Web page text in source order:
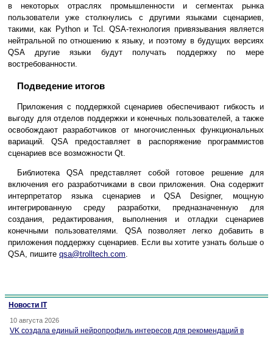
в некоторых отраслях промышленности и сегментах рынка
пользователи уже столкнулись с другими языками сценариев,
такими, как Python и Tcl. QSA-технология привязывания является
нейтральной по отношению к языку, и поэтому в будущих версиях
QSA другие языки будут получать поддержку по мере
востребованности.
Подведение итогов
Приложения с поддержкой сценариев обеспечивают гибкость и
выгоду для отделов поддержки и конечных пользователей, а также
освобождают разработчиков от многочисленных функциональных
вариаций. QSA предоставляет в распоряжение программистов
сценариев все возможности Qt.
Библиотека QSA представляет собой готовое решение для
включения его разработчиками в свои приложения. Она содержит
интерпретатор языка сценариев и QSA Designer, мощную
интегрированную среду разработки, предназначенную для
создания, редактирования, выполнения и отладки сценариев
конечными пользователями. QSA позволяет легко добавить в
приложения поддержку сценариев. Если вы хотите узнать больше о
QSA, пишите qsa@trolltech.com
Новости IT
10 августа 2026
VK создала единый нейропрофиль интересов для рекомендаций в